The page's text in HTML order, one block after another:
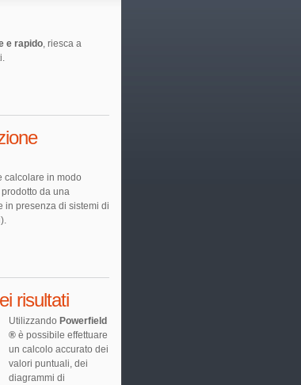
e rapido, riesca a
calcolare in modo
da una
in presenza di sistemi di
risultati
Utilizzando Powerfield
®è possibile effettuare
un calcolo accurato dei
valori puntuali, dei
diagrammi di